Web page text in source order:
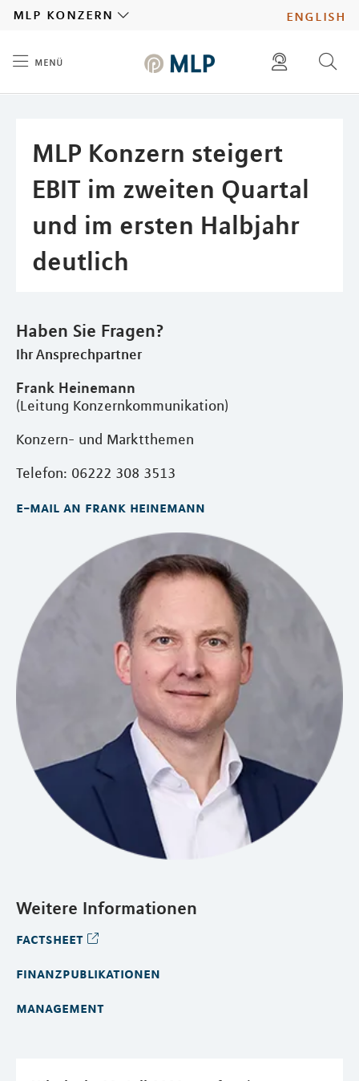
english
mlp konzern
menü
karriere
ad hoc mitteilungen finden
MLP Konzern steigert
EBIT im zweiten Quartal
und im ersten Halbjahr
deutlich
Haben Sie Fragen?
Ihr Ansprechpartner
Frank Heinemann
(Leitung Konzernkommunikation)
Konzern- und Marktthemen
Telefon: 06222 308 3513
e-mail an frank heinemann
Weitere Informationen
factsheet
finanzpublikationen
management